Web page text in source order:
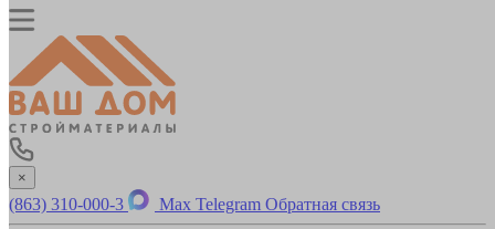
×
(863) 310-000-3 Max Telegram Обратная связь